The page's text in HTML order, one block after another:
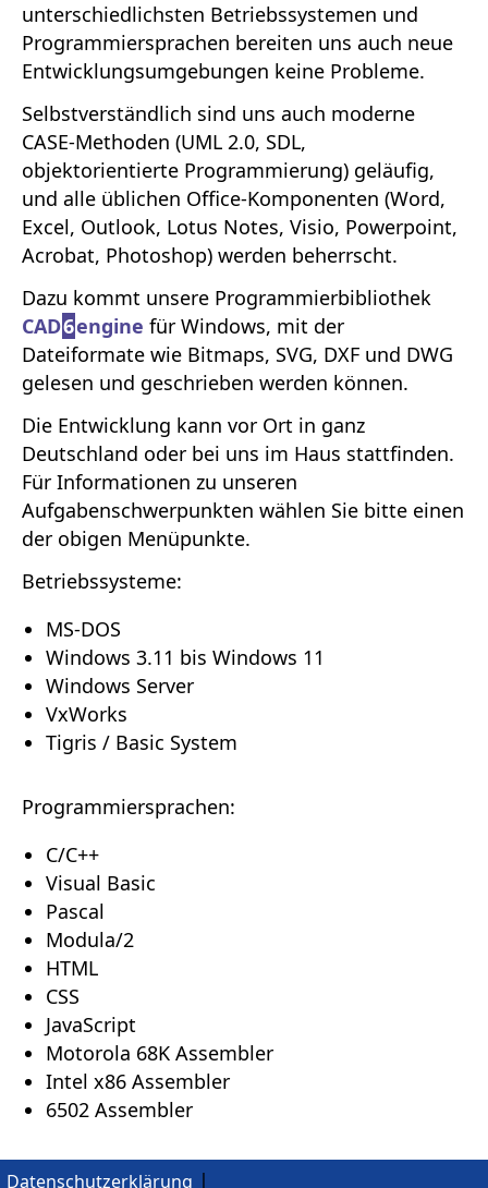
unter­schied­lichsten Betriebssystemen und
Programmiersprachen bereiten uns auch neue
Entwicklungsumgebungen keine Probleme.
Selbstverständlich sind uns auch moderne
CASE-Metho­den (UML 2.0, SDL,
objektorientierte Programmierung) geläufig,
und alle üblichen Office-Komponenten (Word,
Excel, Outlook, Lotus Notes, Visio, Powerpoint,
Acrobat, Photoshop) werden beherrscht.
Dazu kommt unsere Programmierbibliothek
CAD6engine für Windows, mit der
Dateiformate wie Bitmaps, SVG, DXF und DWG
gelesen und geschrieben werden können.
Die Entwicklung kann vor Ort in ganz
Deutschland oder bei uns im Haus stattfinden.
Für Informa­tionen zu unseren
Aufgabenschwerpunkten wählen Sie bitte einen
der obigen Menüpunkte.
Betriebssysteme:
MS-DOS
Windows 3.11 bis Windows 11
Windows Server
VxWorks
Tigris / Basic System
Programmiersprachen:
C/C++
Visual Basic
Pascal
Modula/2
HTML
CSS
JavaScript
Motorola 68K Assembler
Intel x86 Assembler
6502 Assembler
Datenschutzerklärung |